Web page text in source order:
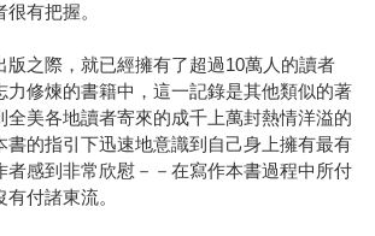
有把握。
之際，就已經擁有了超過10萬人的讀者
力修煉的書籍中，這一記錄是其他類似的著
全美各地讀者寄來的成千上萬封熱情洋溢的
書的指引下迅速地意識到自己身上擁有最有
者感到非常欣慰－－在寫作本書過程中所付
付諸東流。